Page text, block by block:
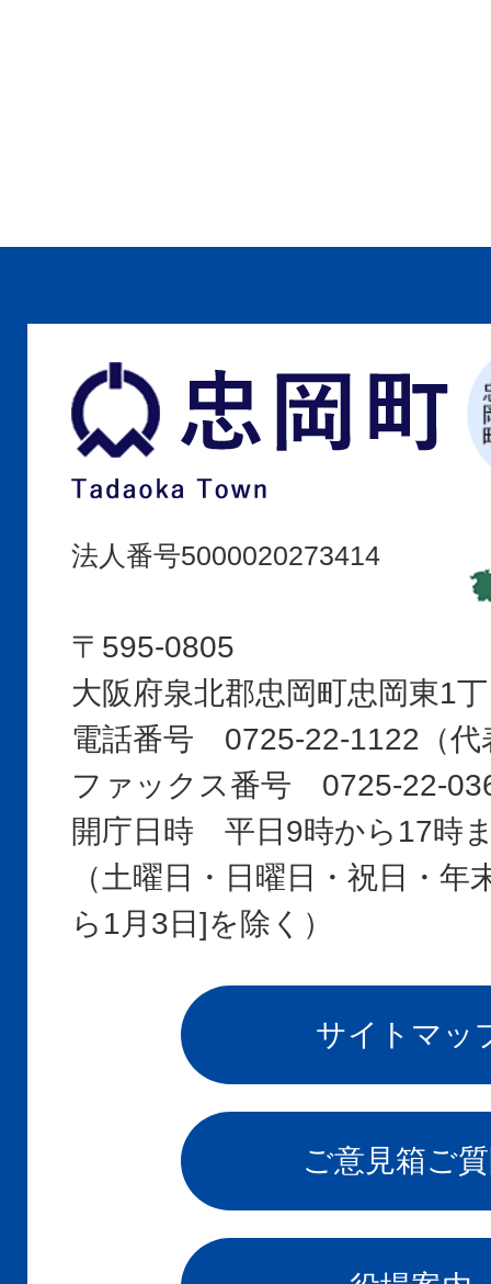
忠
岡
町
Tadaoka
Town
法人番号5000020273414
〒595-0805
大阪府泉北郡忠岡町忠岡東1
電話番号 0725-22-1122（
ファックス番号 0725-22-
開庁日時 平日9時から17時
（土曜日・日曜日・祝日・年
ら1月3日]を除く）
サイトマッ
ご意見箱ご